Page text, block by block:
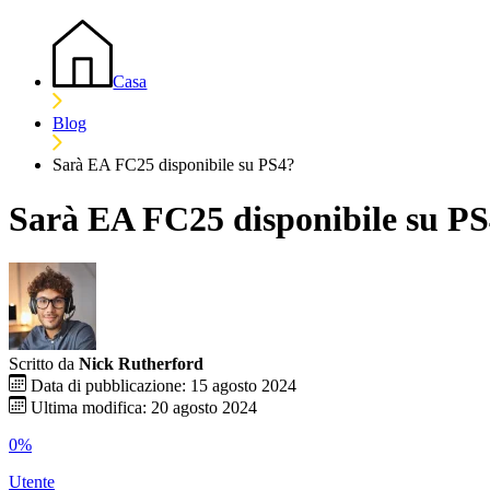
Casa
Blog
Sarà EA FC25 disponibile su PS4?
Sarà EA FC25 disponibile su
Scritto da Nick Rutherford
Data di pubblicazione: 15 agosto 2024
Ultima modifica: 20 agosto 2024
0%
Utente